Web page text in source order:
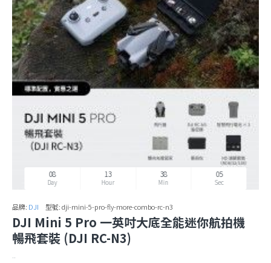
08
Day
13
Hour
38
Min
02
Sec
品牌: DJI 型號:dji-mini-5-pro-fly-more-combo-rc-n3
DJI Mini 5 Pro 一英吋大底全能迷你航拍機
暢飛套裝 (DJI RC-N3)
..